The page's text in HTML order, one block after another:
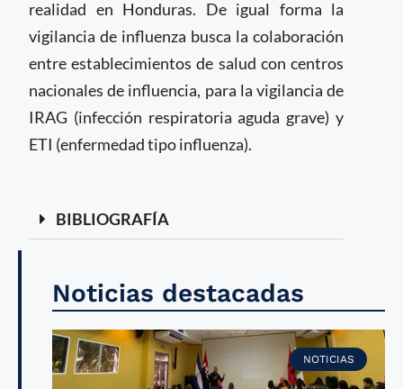
realidad en Honduras. De igual forma la
vigilancia de influenza busca la colaboración
entre establecimientos de salud con centros
nacionales de influencia, para la vigilancia de
IRAG (infección respiratoria aguda grave) y
ETI (enfermedad tipo influenza).
BIBLIOGRAFÍA
Noticias destacadas
NOTICIAS